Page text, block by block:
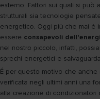
esterno. Fattori sui quali si può
strutturali sia tecnologie
energetico. Oggi più che mai è
essere consapevoli
nel nostro piccolo, infatti,
sprechi energetici e
É per questo motivo che
verificata negli ultimi anni una
alla creazione di